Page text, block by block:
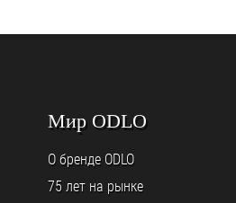
Мир ODLO
О бренде ODLO
75 лет на рынке